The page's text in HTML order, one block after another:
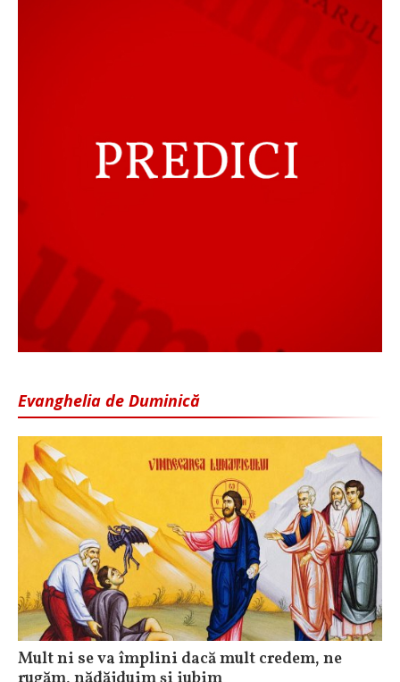
Evanghelia de Duminică
Mult ni se va împlini dacă mult credem, ne